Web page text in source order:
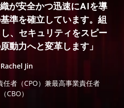
が安全かつ迅速にAIを導
準を確立しています。組
、セキュリティをスピー
動力へと変革します」
Jin
者（CPO）兼最高事業責任者
（CBO）